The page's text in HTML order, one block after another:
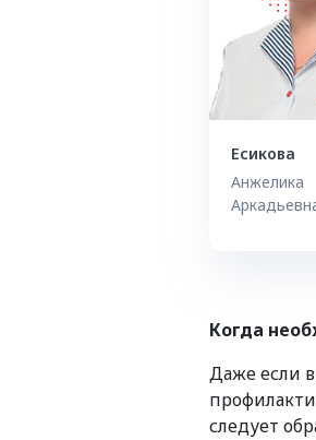
Есикова
Анжелика
Когда
Даже если
следует